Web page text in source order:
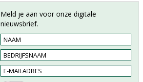
Meld je aan voor onze digitale
nieuwsbrief.